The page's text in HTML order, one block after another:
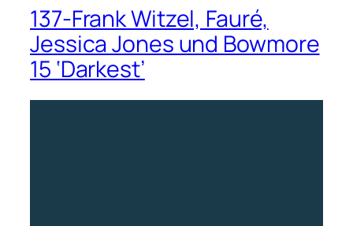
137-Frank Witzel, Fauré,
Jessica Jones und Bowmore
15 ‘Darkest’